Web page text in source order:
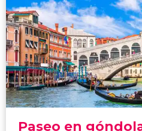
Paseo en